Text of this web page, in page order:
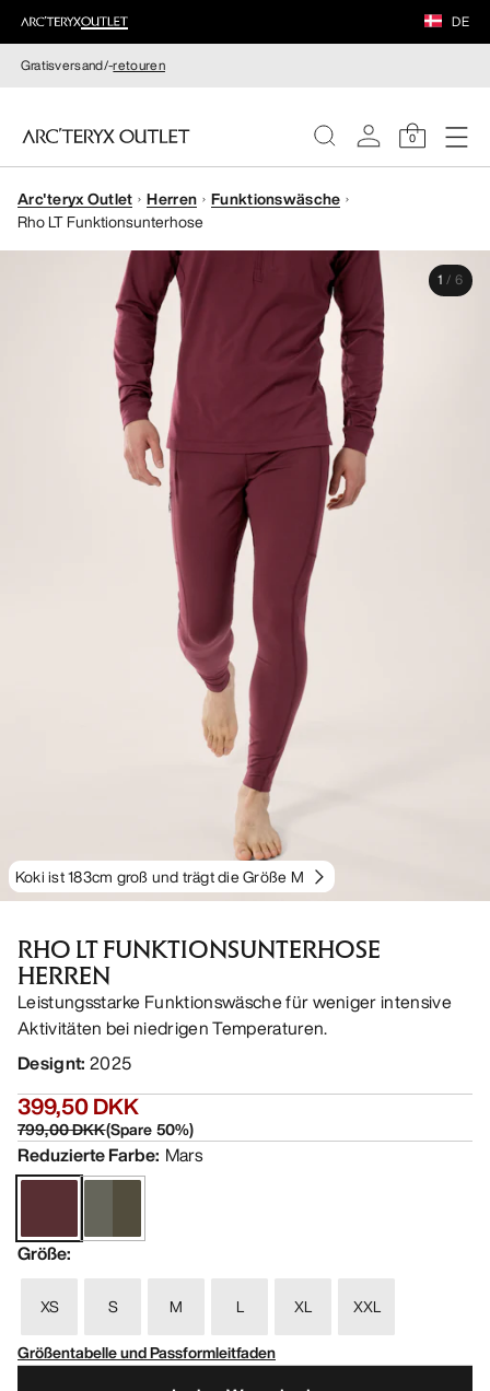
DE
Gratisversand/-retouren
0
DAMEN
HERREN
Arc'teryx Outlet Herren
Funktionswäsche
Rho LT Funktionsunterhose
Koki ist 183cm groß und trägt die Größe M
1 / 6
RHO LT FUNKTIONSUNTERHOSE
HERREN
Leistungsstarke Funktionswäsche für weniger intensive
Aktivitäten bei niedrigen Temperaturen.
Designt: 2025
399,50 DKK
799,00 DKK(Spare50%)
Reduzierte Farbe: Mars
Größe:
XS S M L XL
XXL
Größentabelle und Passformleitfaden